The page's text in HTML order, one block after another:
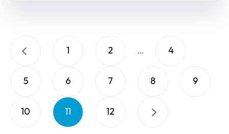
1 2 ... 4
5 6 7 8 9
10 11 12